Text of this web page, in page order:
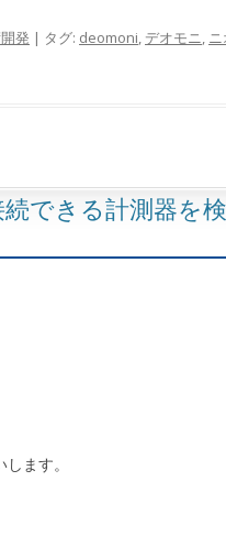
発 | タグ: deomoni, デオモニ,
できる計測器を
ます。